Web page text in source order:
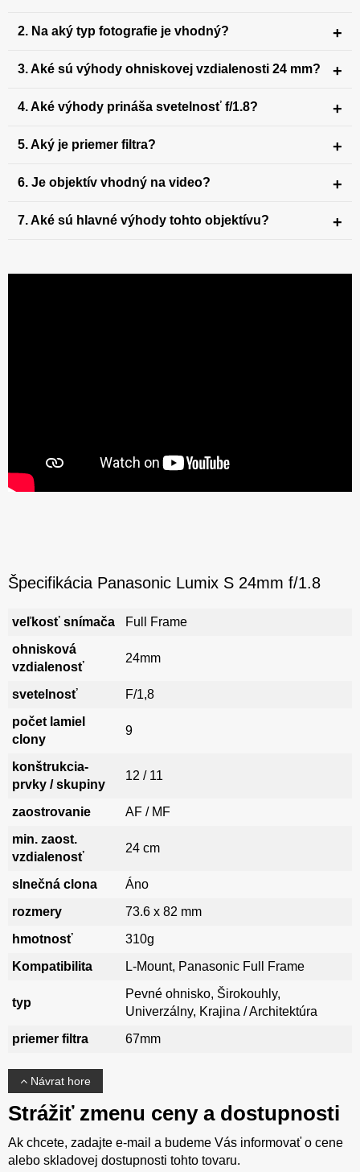
2. Na aký typ fotografie je vhodný?
3. Aké sú výhody ohniskovej vzdialenosti 24 mm?
4. Aké výhody prináša svetelnosť f/1.8?
5. Aký je priemer filtra?
6. Je objektív vhodný na video?
7. Aké sú hlavné výhody tohto objektívu?
Špecifikácia Panasonic Lumix S 24mm f/1.8
veľkosť snímača
Full Frame
ohnisková
vzdialenosť
24mm
svetelnosť
F/1,8
počet lamiel
clony
9
konštrukcia-
prvky / skupiny
12 / 11
zaostrovanie
AF / MF
min. zaost.
vzdialenosť
24 cm
slnečná clona
Áno
rozmery
73.6 x 82 mm
hmotnosť
310g
Kompatibilita
L-Mount, Panasonic Full Frame
typ
Pevné ohnisko, Širokouhly,
Univerzálny, Krajina / Architektúra
priemer filtra
67mm
Návrat hore
Strážiť zmenu ceny a dostupnosti
Ak chcete, zadajte e-mail a budeme Vás informovať o cene
alebo skladovej dostupnosti tohto tovaru.